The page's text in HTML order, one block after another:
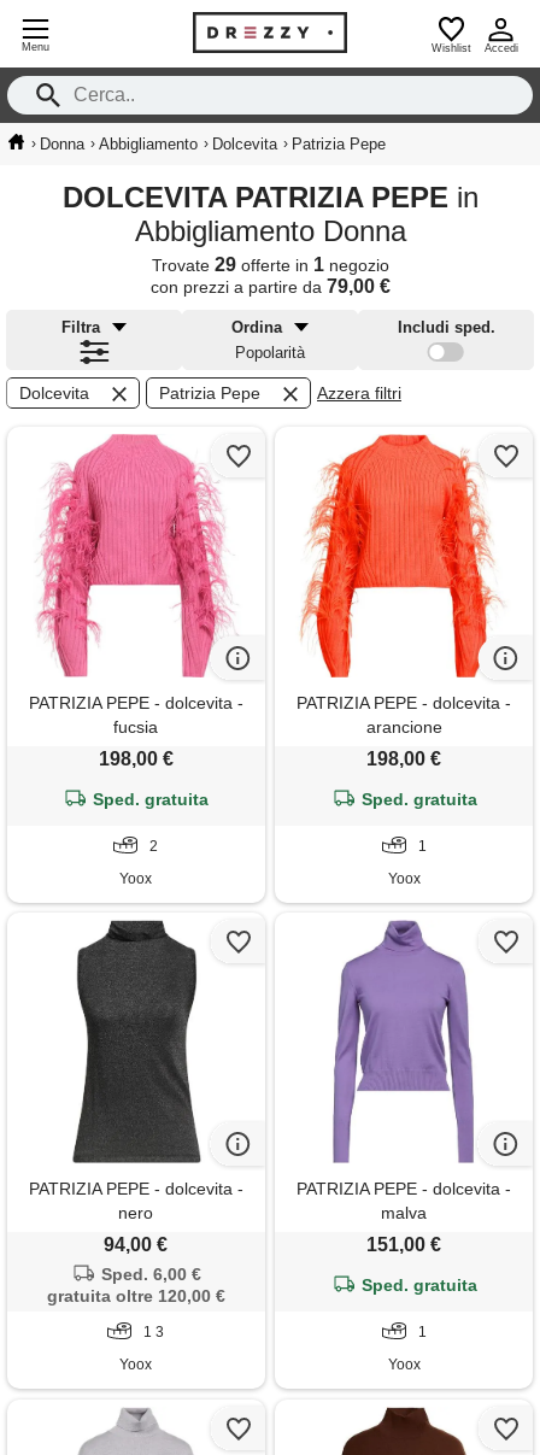
Menu Wishlist Accedi
› Donna › Abbigliamento › Dolcevita › Patrizia Pepe
DOLCEVITA PATRIZIA PEPE in
Abbigliamento Donna
Trovate 29offerte in 1negozio
con prezzi a partire da 79,00 €
Filtra
Ordina
Popolarità
Includi sped.
Dolcevita Patrizia Pepe Azzera filtri
PATRIZIA PEPE - dolcevita -
fucsia
198,00 €
Sped. gratuita
2
Yoox
PATRIZIA PEPE - dolcevita -
arancione
198,00 €
Sped. gratuita
1
Yoox
PATRIZIA PEPE - dolcevita -
nero
94,00 €
Sped. 6,00 €
gratuita oltre 120,00 €
1 3
Yoox
PATRIZIA PEPE - dolcevita -
malva
151,00 €
Sped. gratuita
1
Yoox